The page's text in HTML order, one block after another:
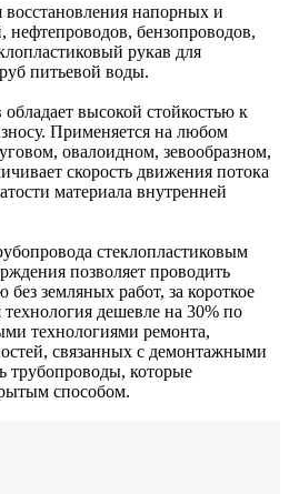
напорных и
нефтепроводов, бензопроводов,
рукав для
питьевой воды.
высокой стойкостью к
Применяется на любом
овалоидном, зевообразном,
скорость движения потока
материала внутренней
стеклопластиковым
позволяет проводить
земляных работ, за короткое
дешевле на 30% по
технологиями ремонта,
связанных с демонтажными
трубопроводы, которые
способом.